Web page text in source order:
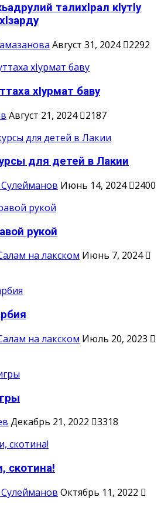
талихlрал кlутlу
Август 31, 2024 2292
хIурмат баву
Август 21, 2024 2187
для детей в Лакии
Июнь 14, 2024 2400
рукой
на лакском Июнь 7, 2024
на лакском Июль 20, 2023
Декабрь 21, 2022 3318
скотина!
Октябрь 11, 2022